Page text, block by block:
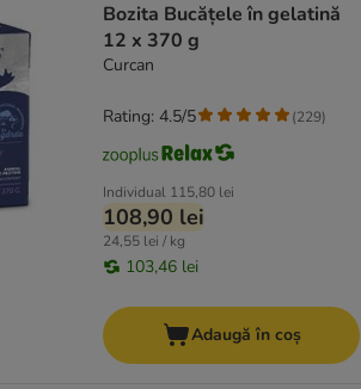
Bozita Bucățele în gelatină
12 x 370 g
Curcan
Individual 115,80 lei
108,90 lei
24,55 lei / kg
103,46 lei
Rating: 4.5/5 (229)
Adaugă în coș